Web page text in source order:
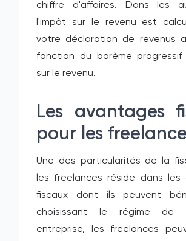
chiffre d'affaires. Dans les
l'impôt sur le revenu est
votre déclaration de revenus
fonction du barème
sur le revenu.
Les avantages
pour les
Une des particularités de la
les freelances réside dans les
fiscaux dont ils peuvent
choisissant le régime de
entreprise, les freelances